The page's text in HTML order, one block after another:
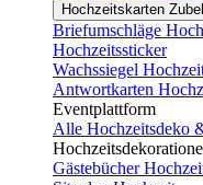
Hochzeitskarten
Briefumschläge
Hochzeitssticker
Wachssiegel
Antwortkarten
Eventplattform
Alle Hochzeitsdeko
Gästebücher